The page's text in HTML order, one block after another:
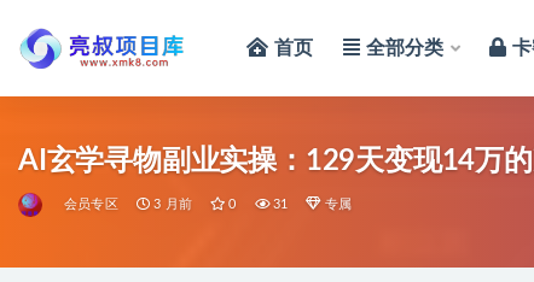
首页 全部分类
AI玄学寻物副业实操：129天变现14万
会员专区 3 月前 0 31 专属